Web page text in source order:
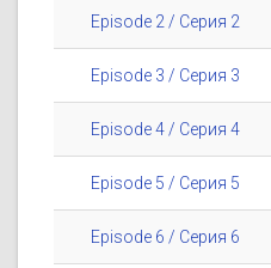
Episode 2 / Серия 2
Episode 3 / Серия 3
Episode 4 / Серия 4
Episode 5 / Серия 5
Episode 6 / Серия 6